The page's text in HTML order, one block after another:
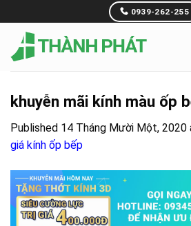
to
content
0939-262-255
khuyễn mãi kính màu ốp
Published 14 Tháng Mười Một, 2020
giá kính ốp bếp